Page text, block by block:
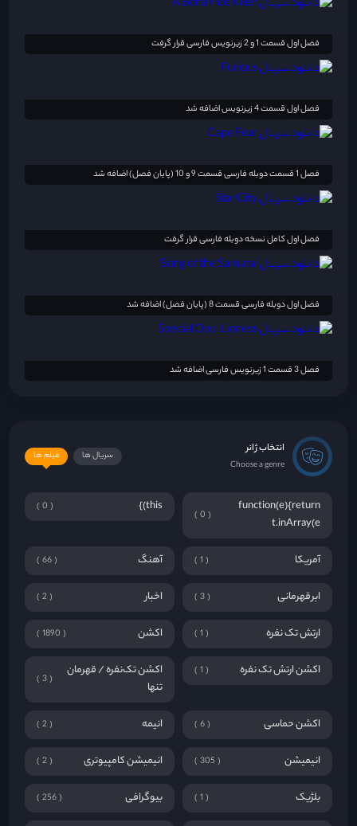
فصل اول قسمت 1 و 2 زیرنویس فارسی قرار گرفت
فصل اول قسمت 4 زیرنویس اضافه شد
فصل 1 قسمت دوبله فارسی قسمت 9 و 10 (پایان فصل) اضافه شد
فصل اول کامل نسخه دوبله فارسی قرار گرفت
فصل اول دوبله فارسی قسمت 8 (پایان فصل) اضافه شد
فصل 3 قسمت 1 زیرنویس فارسی اضافه شد
انتخاب ژانر
Choose a genre
فیلم ها سریال ها
function(e){return
t.inArray(e
0
this)}
0
آمریکا 1 آهنگ 66
ابرقهرمانی 3 اخبار 2
ارتش تک نفره 1 اکشن 1890
اکشن ارتش تک نفره 1
اکشن تک‌نفره / قهرمان
تنها
3
اکشن حماسی 6 انیمه 2
انیمیشن 305 انیمیشن کامپیوتری 2
بلژیک 1 بیوگرافی 256